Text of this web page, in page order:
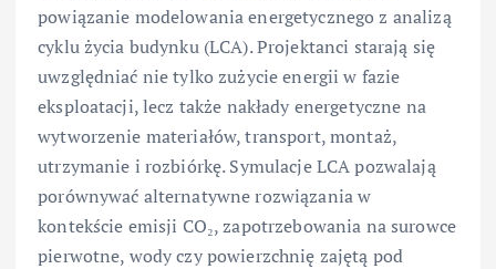
powiązanie modelowania energetycznego z analizą
cyklu życia budynku (LCA). Projektanci starają się
uwzględniać nie tylko zużycie energii w fazie
eksploatacji, lecz także nakłady energetyczne na
wytworzenie materiałów, transport, montaż,
utrzymanie i rozbiórkę. Symulacje LCA pozwalają
porównywać alternatywne rozwiązania w
kontekście emisji CO₂, zapotrzebowania na surowce
pierwotne, wody czy powierzchnię zajętą pod